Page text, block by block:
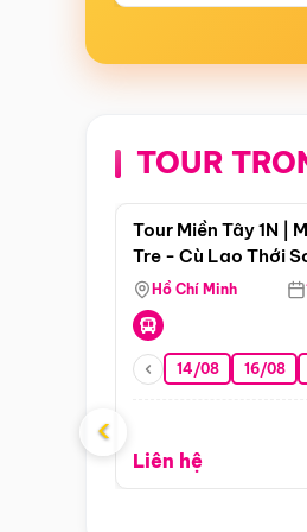
TOUR
Tour Miền Tây 1N |
Tre - Cù Lao Thới
Hồ Chí Minh
14/08 16/08
Liên hệ
‹